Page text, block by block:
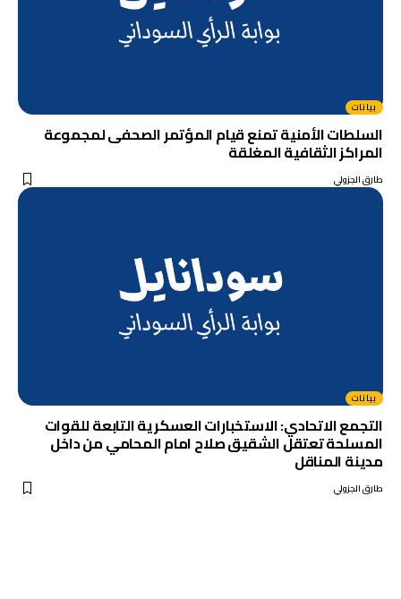
بيانات
السلطات الأمنية تمنع قيام المؤتمر الصحفى لمجموعة
المراكز الثقافية المغلقة
طارق الجزولي
بيانات
التجمع الاتحادي: الاستخبارات العسكرية التابعة للقوات
المسلحة تعتقل الشقيق صلاح امام المحامي من داخل
مدينة المناقل
طارق الجزولي